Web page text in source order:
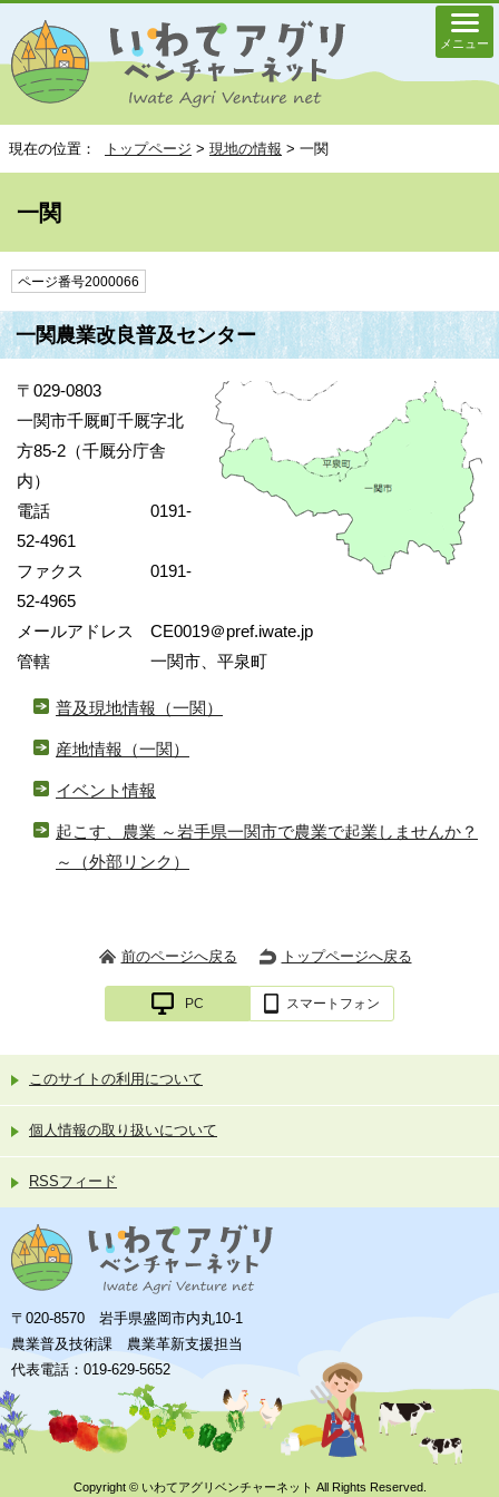
メニュー
現在の位置： トップページ > 現地の情報 > 一関
一関
ページ番号2000066
一関農業改良普及センター
〒029-0803
一関市千厩町千厩字北
方85-2（千厩分庁舎
内）
電話 0191-
52-4961
ファクス 0191-
52-4965
メールアドレス CE0019＠pref.iwate.jp
管轄 一関市、平泉町
普及現地情報（一関）
産地情報（一関）
イベント情報
起こす、農業 ～岩手県一関市で農業で起業しませんか？
～
（外部リンク）
前のページへ戻る トップページへ戻る
PC スマートフォン
このサイトの利用について
個人情報の取り扱いについて
RSSフィード
〒020-8570 岩手県盛岡市内丸10-1
農業普及技術課 農業革新支援担当
代表電話：019-629-5652
Copyright © いわてアグリベンチャーネット All Rights Reserved.